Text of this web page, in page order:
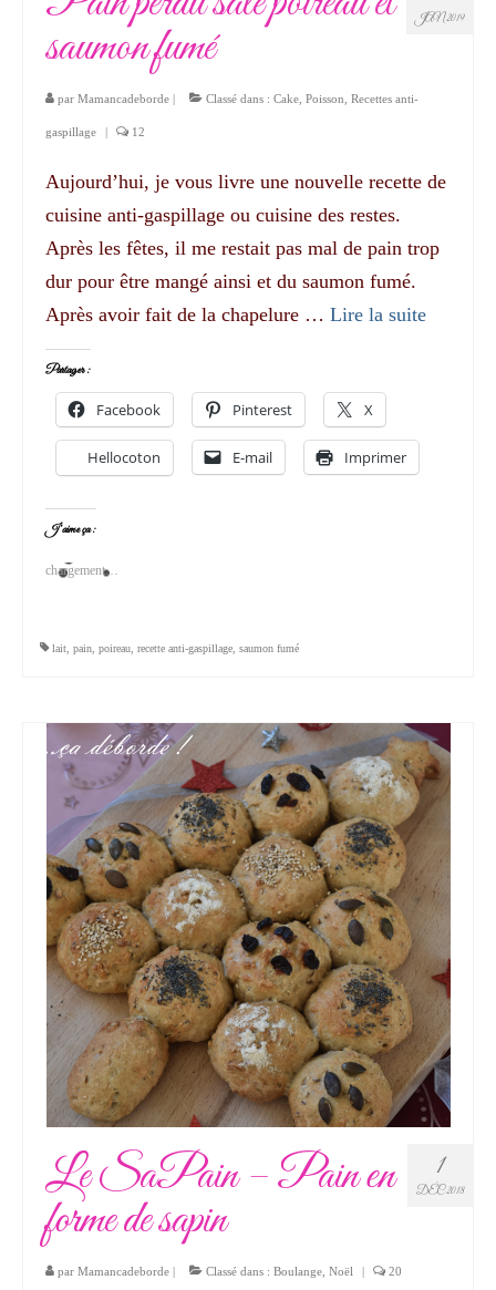
JAN 2019
saumon fumé
par Mamancadeborde | Classé dans : Cake Poisson Recettes anti-
gaspillage | 12
Aujourd’hui, je vous livre une nouvelle recette de
cuisine anti-gaspillage ou cuisine des restes.
Après les fêtes, il me restait pas mal de pain trop
dur pour être mangé ainsi et du saumon fumé.
Après avoir fait de la chapelure … Lire la suite­­
Partager :
Facebook Pinterest X
Hellocoton E-mail Imprimer
J’aime ça :
chargement…
lait pain poireau recette anti-gaspillage saumon fumé
1
DÉC 2018
Le SaPain – Pain en
forme de sapin
par Mamancadeborde | Classé dans : Boulange Noël | 20